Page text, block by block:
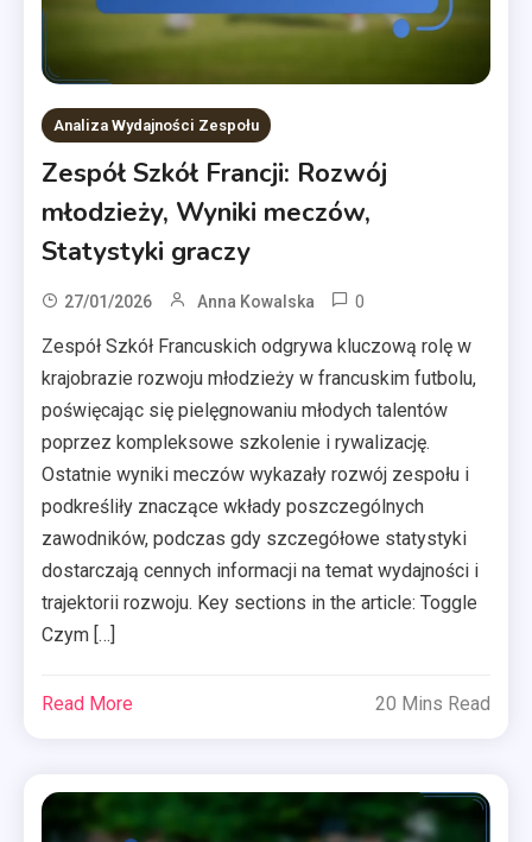
Analiza Wydajności Zespołu
Zespół Szkół Francji: Rozwój
młodzieży, Wyniki meczów,
Statystyki graczy
27/01/2026 Anna Kowalska 0
Zespół Szkół Francuskich odgrywa kluczową rolę w
krajobrazie rozwoju młodzieży w francuskim futbolu,
poświęcając się pielęgnowaniu młodych talentów
poprzez kompleksowe szkolenie i rywalizację.
Ostatnie wyniki meczów wykazały rozwój zespołu i
podkreśliły znaczące wkłady poszczególnych
zawodników, podczas gdy szczegółowe statystyki
dostarczają cennych informacji na temat wydajności i
trajektorii rozwoju. Key sections in the article: Toggle
Czym […]
Read More 20 Mins Read